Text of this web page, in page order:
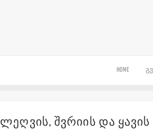
HOME
ლეღვის, შვრიის და ყავის